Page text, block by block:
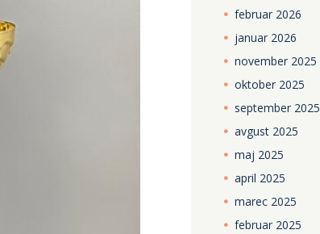
februar 2026
januar 2026
november 2025
oktober 2025
september 2025
avgust 2025
maj 2025
april 2025
marec 2025
februar 2025